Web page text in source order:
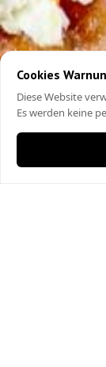
Cookies
Diese Website
Es werden keine